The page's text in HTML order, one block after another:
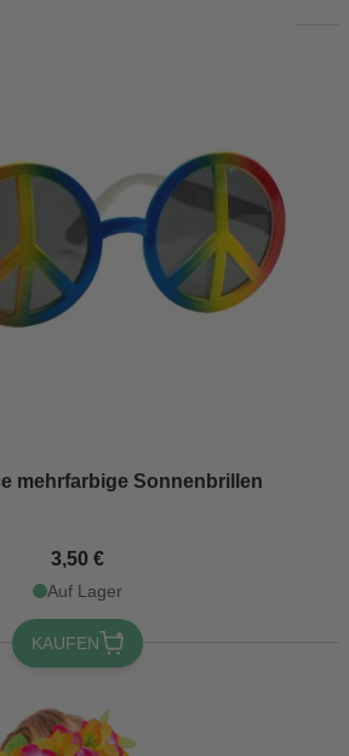
mehrfarbige Sonnenbrillen
3,50 €
Auf Lager
KAUFEN